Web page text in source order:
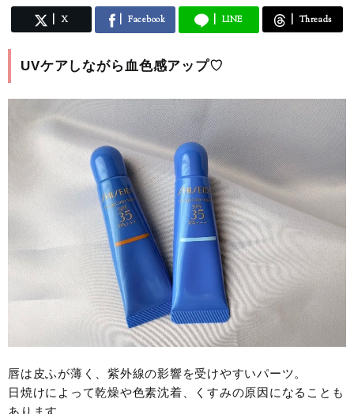
X Facebook LINE Threads
UVケアしながら血色感アップ♡
唇は皮ふが薄く、紫外線の影響を受けやすいパーツ。
日焼けによって乾燥や色素沈着、くすみの原因になることも